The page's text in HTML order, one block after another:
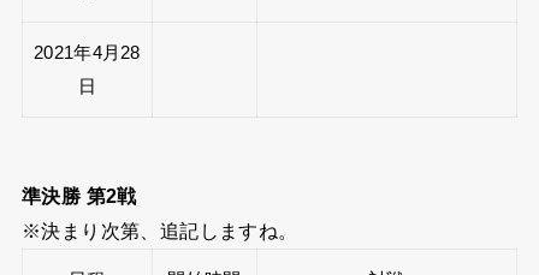
2021年4月28
日
準決勝 第2戦
※決まり次第、追記しますね。